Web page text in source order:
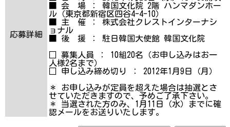
応募詳細
■ 会 場 ： 韓国文化院 2階 ハンマダンホー
ル（東京都新宿区四谷4-4-10）
■ 主 催 ： 株式会社クレストインターナシ
ョナル
■ 後 援 ： 駐日韓国大使館 韓国文化院
□ 募集人員 ： 10組20名（お申し込みはお一
人様2名まで）
□ 申し込み締め切り ： 2012年1月9日（月）
＊ お申し込みが定員を超えた場合は抽選とさ
せていただきますので、予めご了承下さい。
＊ 当選された方のみ、1月11日（水）までに確
認メールをお送りいたします。